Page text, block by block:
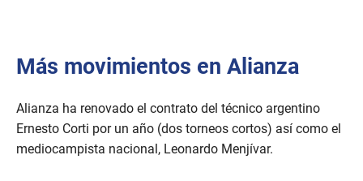
Más movimientos en Alianza
Alianza ha renovado el contrato del técnico argentino
Ernesto Corti por un año (dos torneos cortos) así como el
mediocampista nacional, Leonardo Menjívar.